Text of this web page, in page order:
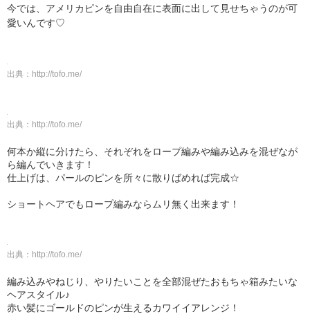
今では、アメリカピンを自由自在に表面に出して見せちゃうのが可
愛いんです♡
出典： http://tofo.me/
出典： http://tofo.me/
何本か縦に分けたら、それぞれをロープ編みや編み込みを混ぜなが
ら編んでいきます！
仕上げは、パールのピンを所々に散りばめれば完成☆
ショートヘアでもロープ編みならムリ無く出来ます！
出典： http://tofo.me/
編み込みやねじり、やりたいことを全部混ぜたおもちゃ箱みたいな
ヘアスタイル♪
赤い髪にゴールドのピンが生えるカワイイアレンジ！